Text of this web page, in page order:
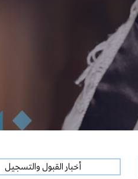
أخبار القبول والتسجيل